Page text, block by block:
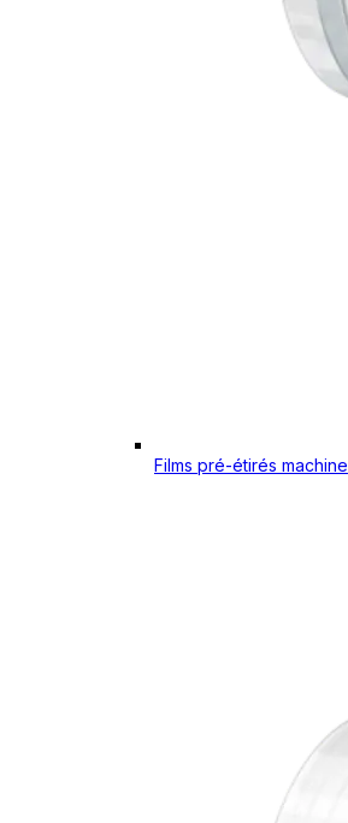
Films pré-étirés machine